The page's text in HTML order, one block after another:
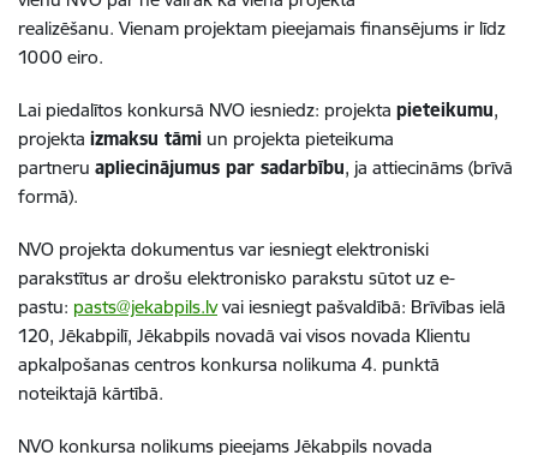
realizēšanu. Vienam projektam pieejamais finansējums ir līdz
1000 eiro.
Lai piedalītos konkursā NVO iesniedz: projekta pieteikumu,
projekta izmaksu tāmi un projekta pieteikuma
partneru apliecinājumus par sadarbību, ja attiecināms (brīvā
formā).
NVO projekta dokumentus var iesniegt elektroniski
parakstītus ar drošu elektronisko parakstu sūtot uz e-
pastu: pasts@jekabpils.lvvai iesniegt pašvaldībā: Brīvības ielā
120, Jēkabpilī, Jēkabpils novadā vai visos novada Klientu
apkalpošanas centros konkursa nolikuma 4. punktā
noteiktajā kārtībā.
NVO konkursa nolikums pieejams Jēkabpils novada